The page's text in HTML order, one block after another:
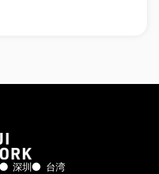
深圳 台湾